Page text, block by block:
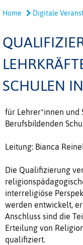
Home Digitale
SCHULEN
für Lehrer*innen und
Berufsbildenden
Leitung: Bianca
Die Qualifizierung
interreligiöse
werden entwickelt,
Anschluss sind die
Erteilung von
qualifiziert.